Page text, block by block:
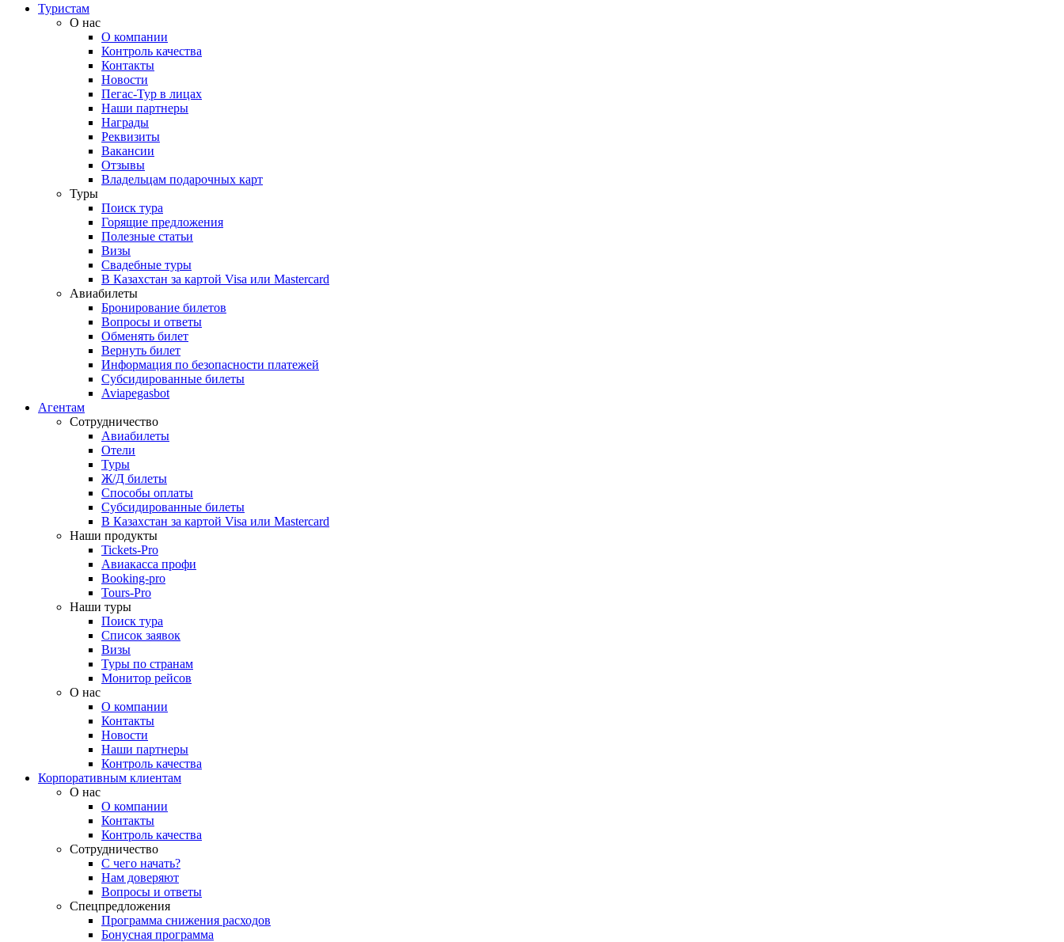
Туристам
О нас
О компании
Контроль качества
Контакты
Новости
Пегас-Тур в лицах
Наши партнеры
Награды
Реквизиты
Вакансии
Отзывы
Владельцам подарочных карт
Туры
Поиск тура
Горящие предложения
Полезные статьи
Визы
Свадебные туры
В Казахстан за картой Visa или Masterсard
Авиабилеты
Бронирование билетов
Вопросы и ответы
Обменять билет
Вернуть билет
Информация по безопасности платежей
Субсидированные билеты
Aviapegasbot
Агентам
Сотрудничество
Авиабилеты
Отели
Туры
Ж/Д билеты
Способы оплаты
Субсидированные билеты
В Казахстан за картой Visa или Masterсard
Наши продукты
Tickets-Pro
Авиакасса профи
Booking-pro
Tours-Pro
Наши туры
Поиск тура
Список заявок
Визы
Туры по странам
Монитор рейсов
О нас
О компании
Контакты
Новости
Наши партнеры
Контроль качества
Корпоративным клиентам
О нас
О компании
Контакты
Контроль качества
Сотрудничество
С чего начать?
Нам доверяют
Вопросы и ответы
Спецпредложения
Программа снижения расходов
Бонусная программа